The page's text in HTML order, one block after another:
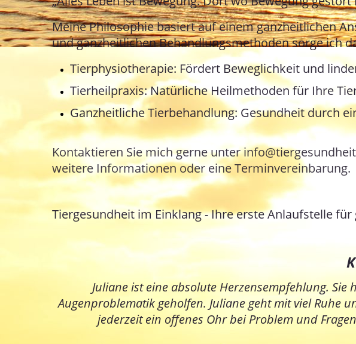
Meine Philosophie basiert auf einem ganzheitlichen
und ganzheitlichen Behandlungsmethoden sorge ich
Tierphysiotherapie: Fördert Beweglichkeit und
Tierheilpraxis: Natürliche Heilmethoden für Ihre
Ganzheitliche Tierbehandlung: Gesundheit durch
Kontaktieren Sie mich gerne unter
weitere Informationen oder eine Terminvereinbarung.
Tiergesundheit im Einklang - Ihre erste Anlaufstelle
Juliane ist eine absolute Herzensempfehlung.
Augenproblematik geholfen. Juliane geht mit viel Ruhe
jederzeit ein offenes Ohr bei Problem und